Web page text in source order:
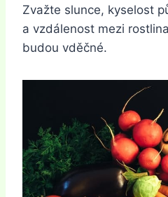
Zvažte slunce, kyselost
a vzdálenost mezi
budou vděčné.